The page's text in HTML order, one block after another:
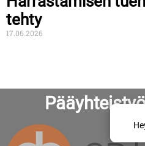
tehty
17.06.2026